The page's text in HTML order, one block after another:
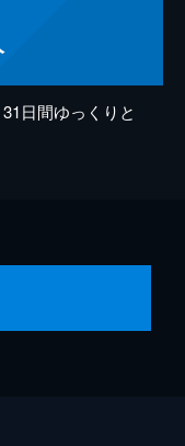
日間ゆっくりと